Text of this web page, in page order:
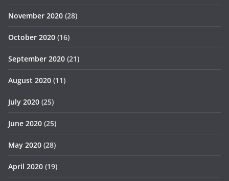
November 2020 (28)
October 2020 (16)
September 2020 (21)
August 2020 (11)
July 2020 (25)
June 2020 (25)
May 2020 (28)
April 2020 (19)